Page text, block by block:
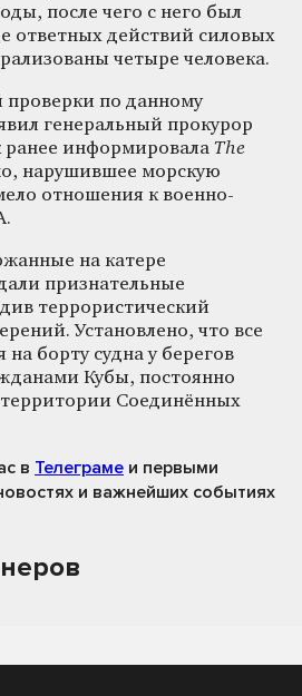
после чего с него был
ответных действий силовых
четыре человека.
проверки по данному
генеральный прокурор
информировала The
нарушившее морскую
отношения к военно-
на катере
признательные
террористический
Установлено, что все
борту судна у берегов
Кубы, постоянно
Соединённых
в Телеграме и первыми
и важнейших событиях